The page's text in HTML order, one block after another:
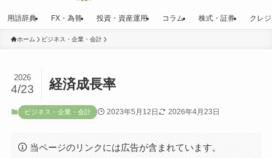
用語辞典 FX・為替 投資・資産運用 コラム 株式・証券 クレ
ホーム ビジネス・企業・会計
経済成長率
2026
4/23
ビジネス・企業・会計 2023年5月12日 2026年4月23日
当ページのリンクには広告が含まれています。